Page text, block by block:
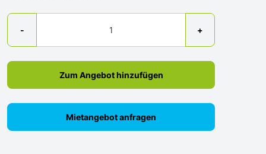
-
Menge
+
Zum Angebot hinzufügen
Mietangebot anfragen